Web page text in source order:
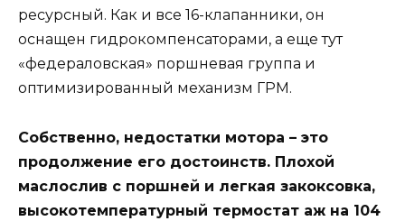
ресурсный. Как и все 16-клапанники, он
оснащен гидрокомпенсаторами, а еще тут
«федераловская» поршневая группа и
оптимизированный механизм ГРМ.
Собственно, недостатки мотора – это
продолжение его достоинств. Плохой
маслослив с поршней и легкая закоксовка,
высокотемпературный термостат аж на 104